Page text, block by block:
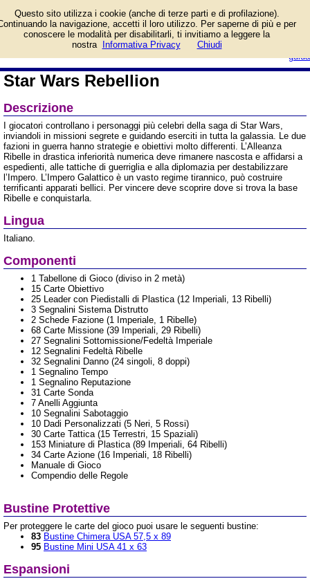
guida
l'Impero Galattico e
l'Alleanza Ribelle. Sarai tu
a decidere il destino della galassia!
Informazioni e prezzo di vendita.
Star Wars Rebellion
Descrizione
I giocatori controllano i personaggi più celebri della saga di Star Wars,
inviandoli in missioni segrete e guidando eserciti in tutta la galassia. Le due
fazioni in guerra hanno strategie e obiettivi molto differenti. L’Alleanza
Ribelle in drastica inferiorità numerica deve rimanere nascosta e affidarsi a
espedienti, alle tattiche di guerriglia e alla diplomazia per destabilizzare
l’Impero. L’Impero Galattico è un vasto regime tirannico, può costruire
terrificanti apparati bellici. Per vincere deve scoprire dove si trova la base
Ribelle e conquistarla.
Lingua
Italiano.
Componenti
1 Tabellone di Gioco (diviso in 2 metà)
15 Carte Obiettivo
25 Leader con Piedistalli di Plastica (12 Imperiali, 13 Ribelli)
3 Segnalini Sistema Distrutto
2 Schede Fazione (1 Imperiale, 1 Ribelle)
68 Carte Missione (39 Imperiali, 29 Ribelli)
27 Segnalini Sottomissione/Fedeltà Imperiale
12 Segnalini Fedeltà Ribelle
32 Segnalini Danno (24 singoli, 8 doppi)
1 Segnalino Tempo
1 Segnalino Reputazione
31 Carte Sonda
7 Anelli Aggiunta
10 Segnalini Sabotaggio
10 Dadi Personalizzati (5 Neri, 5 Rossi)
30 Carte Tattica (15 Terrestri, 15 Spaziali)
153 Miniature di Plastica (89 Imperiali, 64 Ribelli)
34 Carte Azione (16 Imperiali, 18 Ribelli)
Manuale di Gioco
Compendio delle Regole
Bustine Protettive
Per proteggere le carte del gioco puoi usare le seguenti bustine:
83 Bustine Chimera USA 57,5 x 89
95 Bustine Mini USA 41 x 63
Espansioni
Questo sito utilizza i cookie (anche di terze parti e di profilazione).
la navigazione, accetti il loro utilizzo. Per saperne di più e per
conoscere le modalità per disabilitarli, ti invitiamo a leggere la
nostra
Informativa Privacy Chiudi